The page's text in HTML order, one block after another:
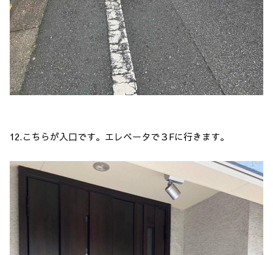
12.こちらが入口です。エレベータで３Fに行きます。